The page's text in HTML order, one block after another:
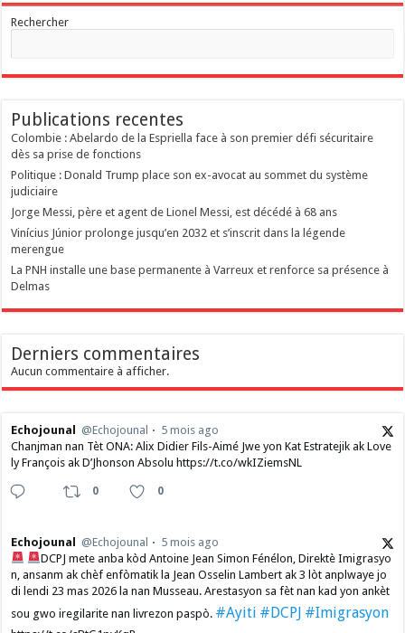
Rechercher
Publications recentes
Colombie : Abelardo de la Espriella face à son premier défi sécuritaire
dès sa prise de fonctions
Politique : Donald Trump place son ex-avocat au sommet du système
judiciaire
Jorge Messi, père et agent de Lionel Messi, est décédé à 68 ans
Vinícius Júnior prolonge jusqu’en 2032 et s’inscrit dans la légende
merengue
La PNH installe une base permanente à Varreux et renforce sa présence à
Delmas
Derniers commentaires
Aucun commentaire à afficher.
Echojounal @Echojounal
5 mois ago
Chanjman nan Tèt ONA: Alix Didier Fils-Aimé Jwe yon Kat Estratejik ak Love
ly François ak D’Jhonson Absolu https://t.co/wkIZiemsNL
0 0
Echojounal @Echojounal
5 mois ago
DCPJ mete anba kòd Antoine Jean Simon Fénélon, Direktè Imigrasyo
n, ansanm ak chèf enfòmatik la Jean Osselin Lambert ak 3 lòt anplwaye jo
di lendi 23 mas 2026 la nan Musseau. Arestasyon sa fèt nan kad yon ankèt
sou gwo iregilarite nan livrezon paspò. #Ayiti #DCPJ #Imigrasyon